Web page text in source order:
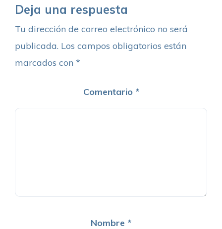
Deja una respuesta
Tu dirección de correo electrónico no será
publicada. Los campos obligatorios están
marcados con *
Comentario *
Nombre *